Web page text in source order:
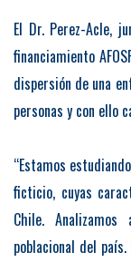
El Dr. Perez-Acle,
financiamiento
dispersión de una
personas y con ello
“Estamos
ficticio, cuyas
Chile.
poblacional del